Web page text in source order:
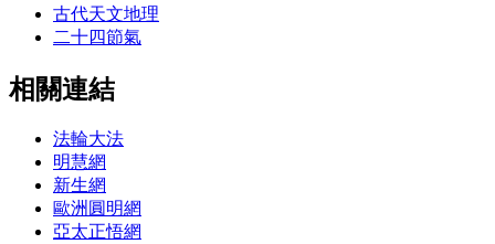
古代天文地理
二十四節氣
相關連結
法輪大法
明慧網
新生網
歐洲圓明網
亞太正悟網